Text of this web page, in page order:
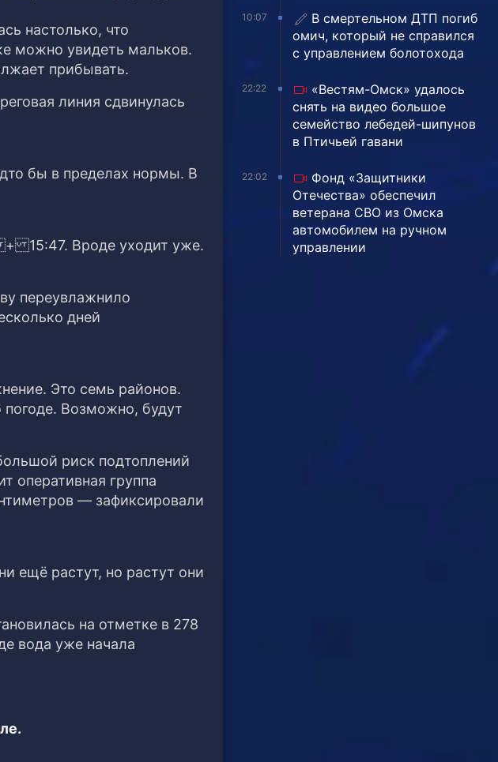
настолько, что
можно увидеть мальков.
прибывать.
линия сдвинулась
бы в пределах нормы. В
+ 15:47. Вроде уходит уже.
переувлажнило
дней
Это семь районов.
Возможно, будут
риск подтоплений
оперативная группа
— зафиксировали
ещё растут, но растут они
на отметке в 278
вода уже начала
10:07
В смертельном ДТП погиб
омич, который не справился
с управлением болотохода
22:22
«Вестям-Омск» удалось
снять на видео большое
семейство лебедей-шипунов
в Птичьей гавани
22:02
Фонд «Защитники
Отечества» обеспечил
ветерана СВО из Омска
автомобилем на ручном
управлении